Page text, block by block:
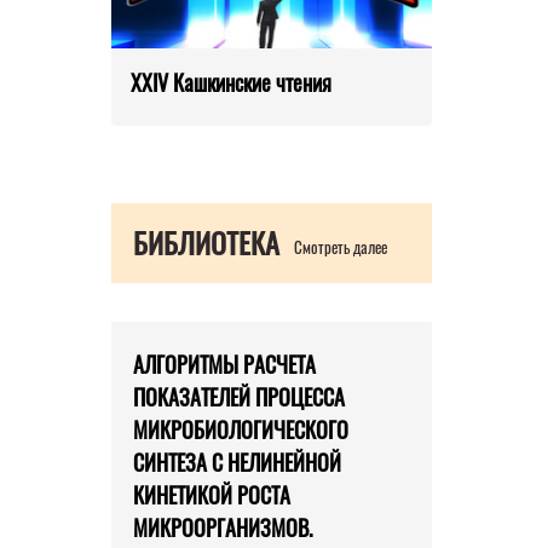
XXIV Кашкинские чтения
БИБЛИОТЕКА Смотреть далее
АЛГОРИТМЫ РАСЧЕТА
ПОКАЗАТЕЛЕЙ ПРОЦЕССА
МИКРОБИОЛОГИЧЕСКОГО
СИНТЕЗА С НЕЛИНЕЙНОЙ
КИНЕТИКОЙ РОСТА
МИКРООРГАНИЗМОВ.